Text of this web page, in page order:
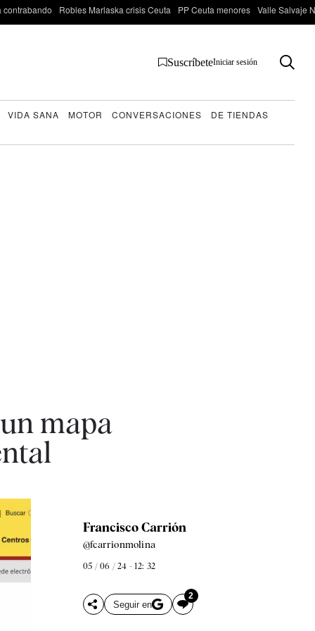
contrabando Robles Marlaska crisis Ceuta PP Ceuta menores Valle Salvaje
SuscríbeteIniciar sesión
VIDA SANA MOTOR CONVERSACIONES
DE TIENDAS
mapa
Francisco Carrión
@fcarrionmolina
05 / 06 / 24 - 12: 32
Seguir en
2